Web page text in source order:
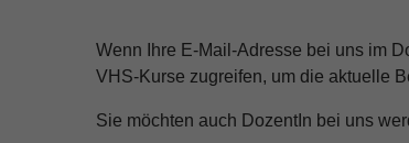
Wenn Ihre E-Mail-Adresse bei uns im
VHS-Kurse zugreifen, um die aktuelle
Sie möchten auch DozentIn bei uns